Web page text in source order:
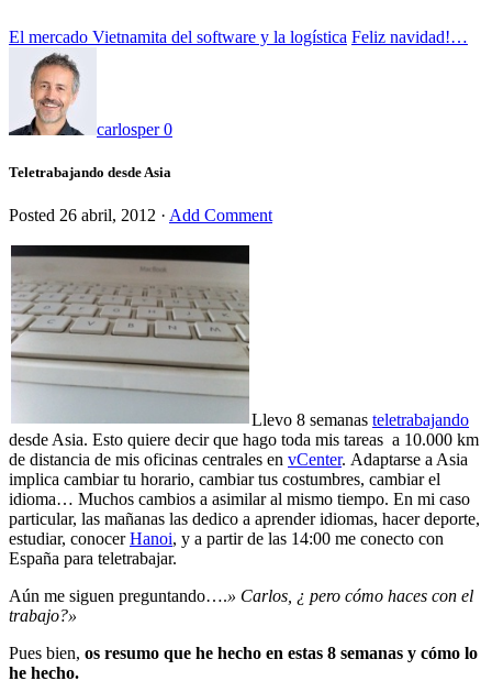
El mercado Vietnamita del software y la logística Feliz navidad!…
carlosper 0
Teletrabajando desde Asia
Posted 26 abril, 2012 · Add Comment
Llevo 8 semanas teletrabajando
desde Asia. Esto quiere decir que hago toda mis tareas a 10.000 km
de distancia de mis oficinas centrales en vCenter. Adaptarse a Asia
implica cambiar tu horario, cambiar tus costumbres, cambiar el
idioma… Muchos cambios a asimilar al mismo tiempo. En mi caso
particular, las mañanas las dedico a aprender idiomas, hacer deporte,
estudiar, conocerHanoi, y a partir de las 14:00 me conecto con
España para teletrabajar.
Aún me siguen preguntando….» Carlos, ¿ pero cómo haces con el
trabajo?»
Pues bien, os resumo que he hecho en estas 8 semanas y cómo lo
he hecho.